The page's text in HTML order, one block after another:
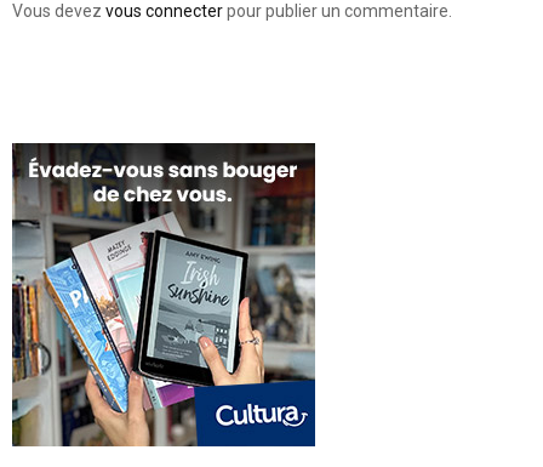
Vous devez vous connecterpour publier un commentaire.